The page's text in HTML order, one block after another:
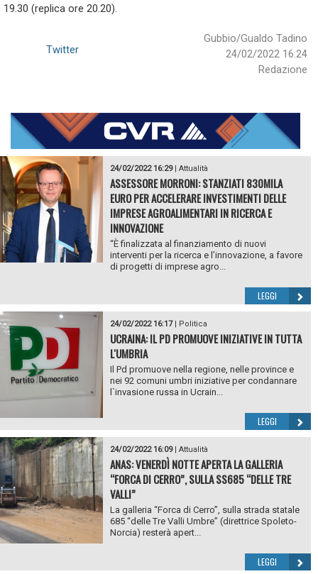
19.30 (replica ore 20.20).
Gubbio/Gualdo Tadino
24/02/2022 16:24
Redazione
Twitter
24/02/2022 16:29| Attualità
ASSESSORE MORRONI: STANZIATI 830MILA
EURO PER ACCELERARE INVESTIMENTI DELLE
IMPRESE AGROALIMENTARI IN RICERCA E
INNOVAZIONE
“È finalizzata al finanziamento di nuovi
interventi per la ricerca e l’innovazione, a favore
di progetti di imprese agro...
LEGGI
24/02/2022 16:17| Politica
UCRAINA: IL PD PROMUOVE INIZIATIVE IN TUTTA
L'UMBRIA
Il Pd promuove nella regione, nelle province e
nei 92 comuni umbri iniziative per condannare
l`invasione russa in Ucrain...
LEGGI
24/02/2022 16:09| Attualità
ANAS: VENERDÌ NOTTE APERTA LA GALLERIA
“FORCA DI CERRO”, SULLA SS685 “DELLE TRE
VALLI”
La galleria “Forca di Cerro”, sulla strada statale
685 “delle Tre Valli Umbre” (direttrice Spoleto-
Norcia) resterà apert...
LEGGI